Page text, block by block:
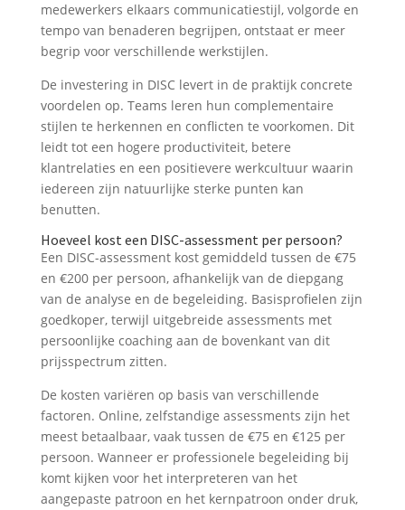
medewerkers elkaars communicatiestijl, volgorde en
tempo van benaderen begrijpen, ontstaat er meer
begrip voor verschillende werkstijlen.
De investering in DISC levert in de praktijk concrete
voordelen op. Teams leren hun complementaire
stijlen te herkennen en conflicten te voorkomen. Dit
leidt tot een hogere productiviteit, betere
klantrelaties en een positievere werkcultuur waarin
iedereen zijn natuurlijke sterke punten kan
benutten.
Hoeveel kost een DISC-assessment per persoon?
Een DISC-assessment kost gemiddeld tussen de €75
en €200 per persoon, afhankelijk van de diepgang
van de analyse en de begeleiding. Basisprofielen zijn
goedkoper, terwijl uitgebreide assessments met
persoonlijke coaching aan de bovenkant van dit
prijsspectrum zitten.
De kosten variëren op basis van verschillende
factoren. Online, zelfstandige assessments zijn het
meest betaalbaar, vaak tussen de €75 en €125 per
persoon. Wanneer er professionele begeleiding bij
komt kijken voor het interpreteren van het
aangepaste patroon en het kernpatroon onder druk,